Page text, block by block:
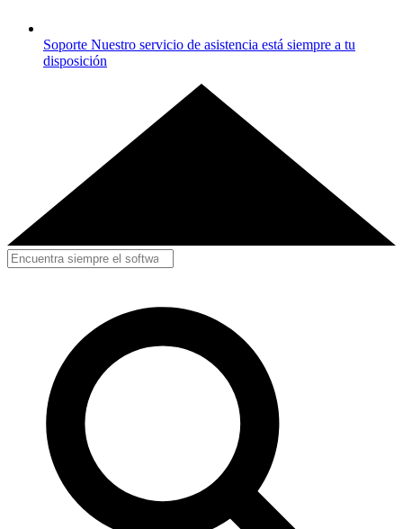
Soporte Nuestro servicio de asistencia está siempre a tu
disposición